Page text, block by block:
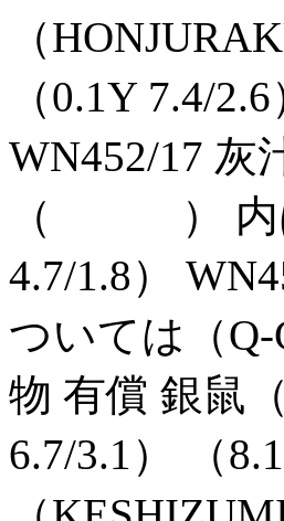
（
（0.1Y 7.4/
WN452/17 灰
（ ） 内は
4.7/1.8）
ついては（
物 有償 銀鼠
6.7/3.1） （